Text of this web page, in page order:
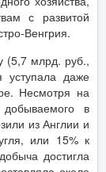
с развитой
Венгрия.
(5,7 млрд. руб.,
уступала даже
Несмотря на
в
из Англии и
или 15% к
достигла